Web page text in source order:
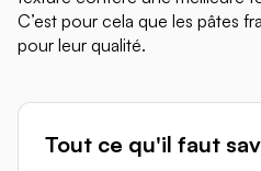
C’est pour cela que les pâtes
pour leur qualité.
Tout ce qu'il faut